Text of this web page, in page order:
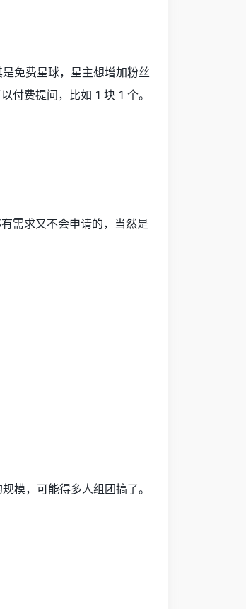
免费星球，星主想增加粉丝
付费提问，比如 1 块 1 个。
需求又不会申请的，当然是
模，可能得多人组团搞了。